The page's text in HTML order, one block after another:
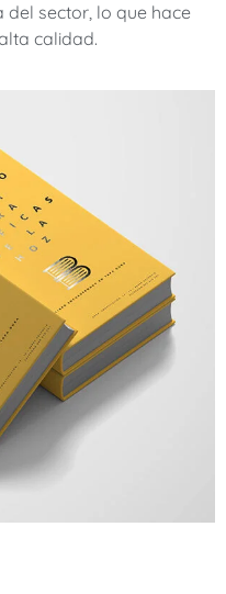
sector, lo que hace
calidad.